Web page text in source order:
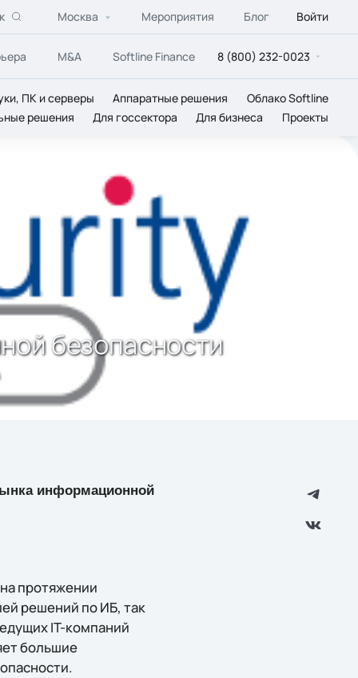
Москва Мероприятия Блог Войти
M&A Softline Finance 8 (800) 232-0023
ПК и серверы Аппаратные решения
Облако Softline
решения Для госсектора Для бизнеса Проекты
безопасности
информационной
протяжении
решений по ИБ, так
IT-компаний
большие